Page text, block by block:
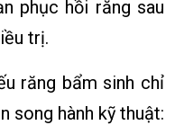
phục hồi răng sau
trị.
răng bẩm sinh chỉ
song hành kỹ thuật: